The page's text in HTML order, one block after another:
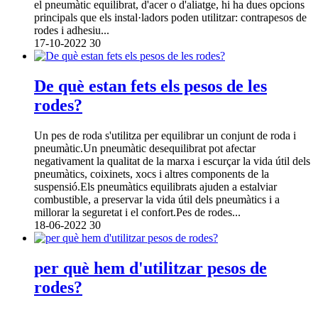
el pneumàtic equilibrat, d'acer o d'aliatge, hi ha dues opcions
principals que els instal·ladors poden utilitzar: contrapesos de
rodes i adhesiu...
17-10-2022 30
De què estan fets els pesos de les
rodes?
Un pes de roda s'utilitza per equilibrar un conjunt de roda i
pneumàtic.Un pneumàtic desequilibrat pot afectar
negativament la qualitat de la marxa i escurçar la vida útil dels
pneumàtics, coixinets, xocs i altres components de la
suspensió.Els pneumàtics equilibrats ajuden a estalviar
combustible, a preservar la vida útil dels pneumàtics i a
millorar la seguretat i el confort.Pes de rodes...
18-06-2022 30
per què hem d'utilitzar pesos de
rodes?